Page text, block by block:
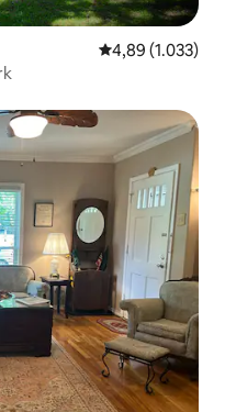
Gemiddelde
4,89 (1.033)